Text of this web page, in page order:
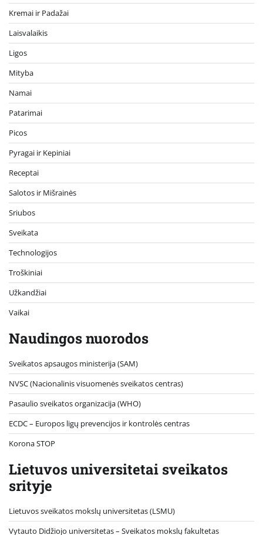
Kremai ir Padažai
Laisvalaikis
Ligos
Mityba
Namai
Patarimai
Picos
Pyragai ir Kepiniai
Receptai
Salotos ir Mišrainės
Sriubos
Sveikata
Technologijos
Troškiniai
Užkandžiai
Vaikai
Naudingos nuorodos
Sveikatos apsaugos ministerija (SAM)
NVSC (Nacionalinis visuomenės sveikatos centras)
Pasaulio sveikatos organizacija (WHO)
ECDC – Europos ligų prevencijos ir kontrolės centras
Korona STOP
Lietuvos universitetai sveikatos
srityje
Lietuvos sveikatos mokslų universitetas (LSMU)
Vytauto Didžiojo universitetas– Sveikatos mokslų fakultetas